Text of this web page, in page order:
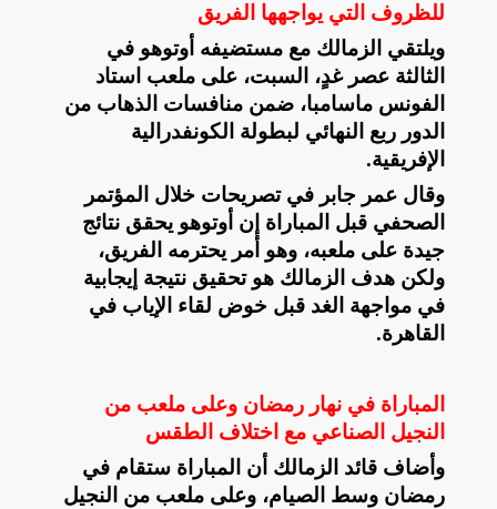
للظروف التي يواجهها الفريق
ويلتقي الزمالك مع مستضيفه أوتوهو في
الثالثة عصر غدٍ، السبت، على ملعب استاد
الفونس ماسامبا، ضمن منافسات الذهاب من
الدور ربع النهائي لبطولة الكونفدرالية
الإفريقية.
وقال عمر جابر في تصريحات خلال المؤتمر
الصحفي قبل المباراة إن أوتوهو يحقق نتائج
جيدة على ملعبه، وهو أمر يحترمه الفريق،
ولكن هدف الزمالك هو تحقيق نتيجة إيجابية
في مواجهة الغد قبل خوض لقاء الإياب في
القاهرة.
المباراة في نهار رمضان وعلى ملعب من
النجيل الصناعي مع اختلاف الطقس
وأضاف قائد الزمالك أن المباراة ستقام في
رمضان وسط الصيام، وعلى ملعب من النجيل